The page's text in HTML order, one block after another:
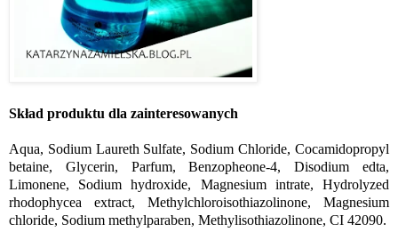
Skład produktu dla zainteresowanych
Aqua, Sodium Laureth Sulfate, Sodium Chloride, Cocamidopropyl
betaine, Glycerin, Parfum, Benzopheone-4, Disodium edta,
Limonene, Sodium hydroxide, Magnesium intrate, Hydrolyzed
rhodophycea extract, Methylchloroisothiazolinone, Magnesium
chloride, Sodium methylparaben, Methylisothiazolinone, CI 42090.